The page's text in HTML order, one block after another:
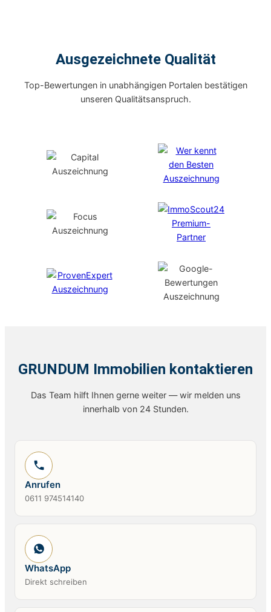
Ausgezeichnete Qualität
Top-Bewertungen in unabhängigen Portalen bestätigen
unseren Qualitätsanspruch.
GRUNDUM Immobilien kontaktieren
Das Team hilft Ihnen gerne weiter — wir melden uns
innerhalb von 24 Stunden.
Anrufen
0611 974514140
WhatsApp
Direkt schreiben